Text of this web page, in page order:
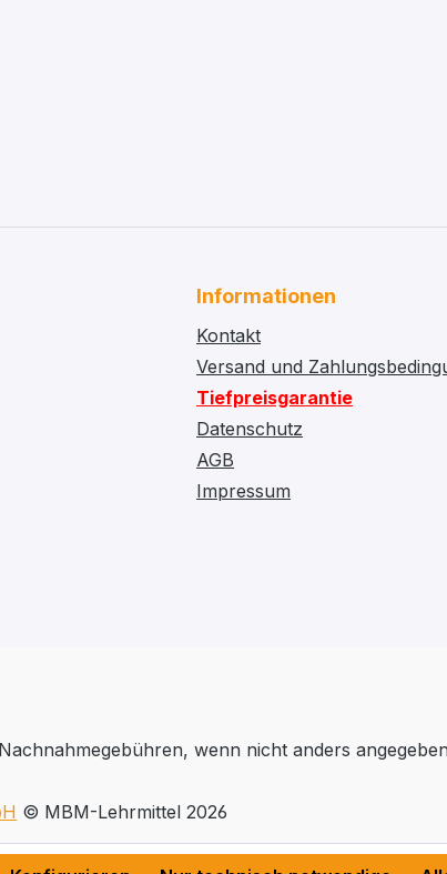
Informationen
Kontakt
Versand und
Tiefpreisgarantie
Datenschutz
AGB
Impressum
wenn nicht anders
© MBM-Lehrmittel 2026